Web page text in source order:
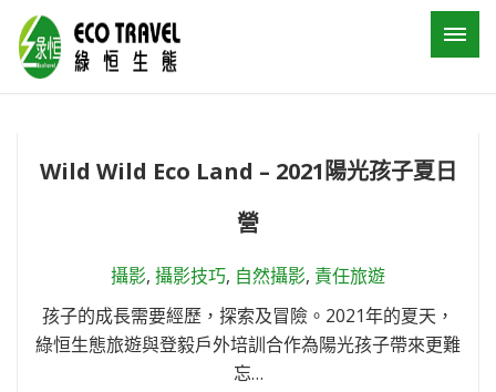
Wild Wild Eco Land – 2021陽光孩子夏日
營
攝影, 攝影技巧, 自然攝影, 責任旅遊
孩子的成長需要經歷，探索及冒險。2021年的夏天，
綠恒生態旅遊與登毅戶外培訓合作為陽光孩子帶來更難
忘…